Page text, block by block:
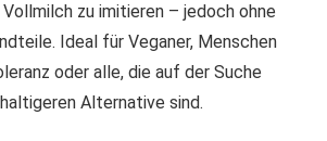
zu imitieren – jedoch ohne
Ideal für Veganer, Menschen
oder alle, die auf der Suche
Alternative sind.